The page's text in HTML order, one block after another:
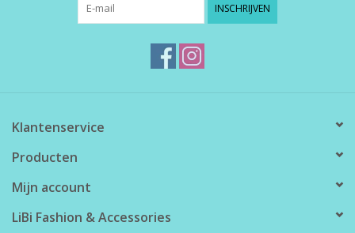
INSCHRIJVEN
Klantenservice
Producten
Mijn account
LiBi Fashion & Accessories